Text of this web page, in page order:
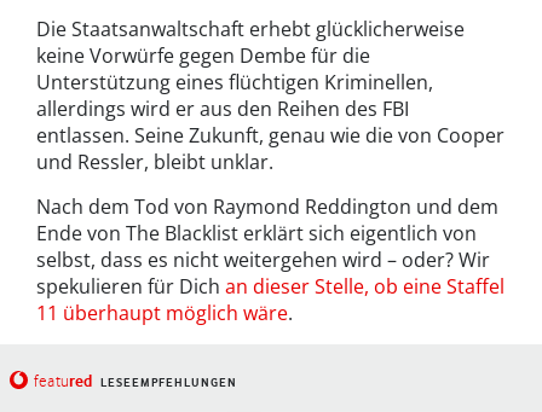
Die Staatsanwaltschaft erhebt glücklicherweise
keine Vorwürfe gegen Dembe für die
Unterstützung eines flüchtigen Kriminellen,
allerdings wird er aus den Reihen des FBI
entlassen. Seine Zukunft, genau wie die von Cooper
und Ressler, bleibt unklar.
Nach dem Tod von Raymond Reddington und dem
Ende von The Blacklist erklärt sich eigentlich von
selbst, dass es nicht weitergehen wird – oder? Wir
spekulieren für Dich an dieser Stelle, ob eine Staffel
11 überhaupt möglich wäre.
featured LESEEMPFEHLUNGEN